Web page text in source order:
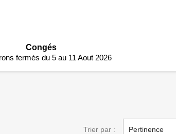
Congés
fermés du 5 au 11 Aout 2026
Trier par : Pertinence